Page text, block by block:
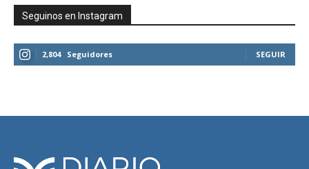
Seguinos en Instagram
2,804 Seguidores SEGUIR